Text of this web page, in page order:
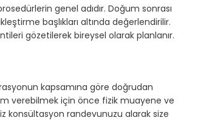
genel adıdır. Doğum sonrası
başlıkları altında değerlendirilir.
gözetilerek bireysel olarak planlanır.
kapsamına göre doğrudan
verebilmek için önce fizik muayene ve
konsültasyon randevunuzu alarak size